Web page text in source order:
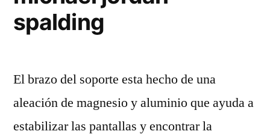
spalding
El brazo del soporte esta hecho de una
aleación de magnesio y aluminio que ayuda a
estabilizar las pantallas y encontrar la